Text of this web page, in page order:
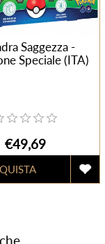
Saggezza -
Speciale (ITA)
€49,69